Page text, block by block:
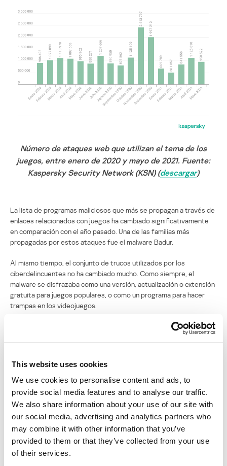
This website uses cookies
We use cookies to personalise content and ads, to
provide social media features and to analyse our traffic.
We also share information about your use of our site with
our social media, advertising and analytics partners who
may combine it with other information that you’ve
provided to them or that they’ve collected from your use
of their services.
Número de ataques web que utilizan el tema de los
juegos, entre enero de 2020 y mayo de 2021. Fuente:
Kaspersky Security Network (KSN) (descargar)
La lista de programas maliciosos que más se propagan a través de
enlaces relacionados con juegos ha cambiado significativamente
en comparación con el año pasado. Una de las familias más
propagadas por estos ataques fue el malware Badur.
Al mismo tiempo, el conjunto de trucos utilizados por los
ciberdelincuentes no ha cambiado mucho. Como siempre, el
malware se disfrazaba como una versión, actualización o extensión
gratuita para juegos populares, o como un programa para hacer
trampas en los videojuegos.
HEUR:Trojan.PDF.Badur.gena 2,36%
HEUR:Trojan.OLE2.Badur.gena
HEUR:Trojan.Multi.Preqw.gen 1,46%
HEUR:Trojan-PSW.Script.Generic 0,86%